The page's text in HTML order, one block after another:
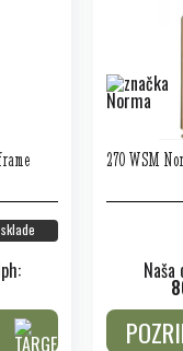
270 WSM
Naša